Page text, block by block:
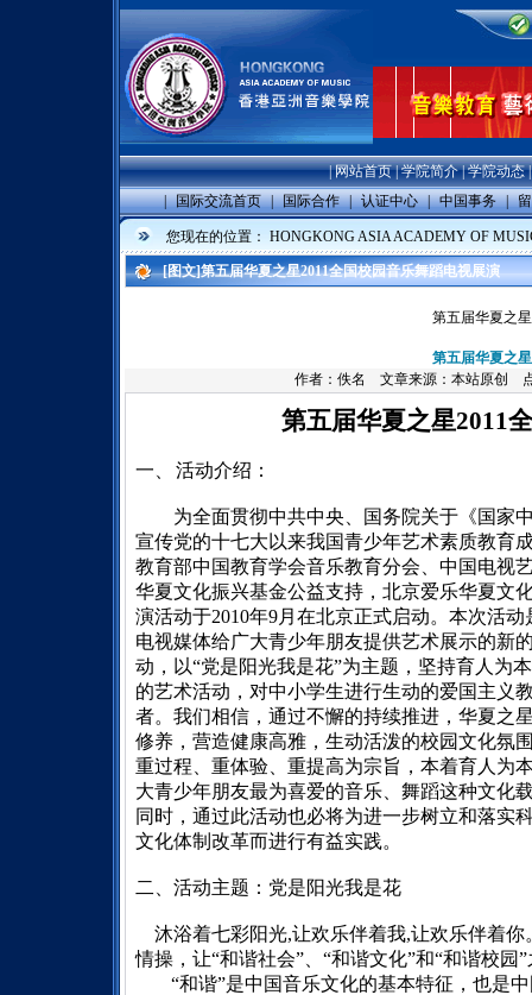
|网站首页|学院简介|学院动态
| 国际交流首页 | 国际合作 | 认证中心 | 中国事务 |
您现在的位置： HONGKONG ASIA ACADEMY OF
[图文]第五届华夏之星2011全国校园音乐舞蹈电视展演
第五届华夏之
第五届华夏之
作者：佚名 文章来源：本站原创
第五届华夏之星2011
一、 活动介绍：
为全面贯彻中共中央、国务院关于 《国家
宣传党的十七大以来我国青少年艺术素质教育
教育部中国教育学会音乐教育分会、中国电视
华夏文化振兴基金公益支持，北京爱乐华夏文
演活动于2010年9月在北京正式启动。本次活
电视媒体给广大青少年朋友提供艺术展示的新
动，以“党是阳光我是花”为主题，坚持育人为
的艺术活动，对中小学生进行生动的爱国主义
者。我们相信，通过不懈的持续推进，华夏之
修养，营造健康高雅，生动活泼的校园文化氛
重过程、重体验、重提高为宗旨，本着育人为
大青少年朋友最为喜爱的音乐、舞蹈这种文化
同时，通过此活动也必将为进一步树立和落实
文化体制改革而进行有益实践。
二、 活动主题：党是阳光我是花
沐浴着七彩阳光,让欢乐伴着我,让欢乐伴着你
情操，让“和谐社会”、“和谐文化”和“和谐校园
“和谐”是中国音乐文化的基本特征，也是